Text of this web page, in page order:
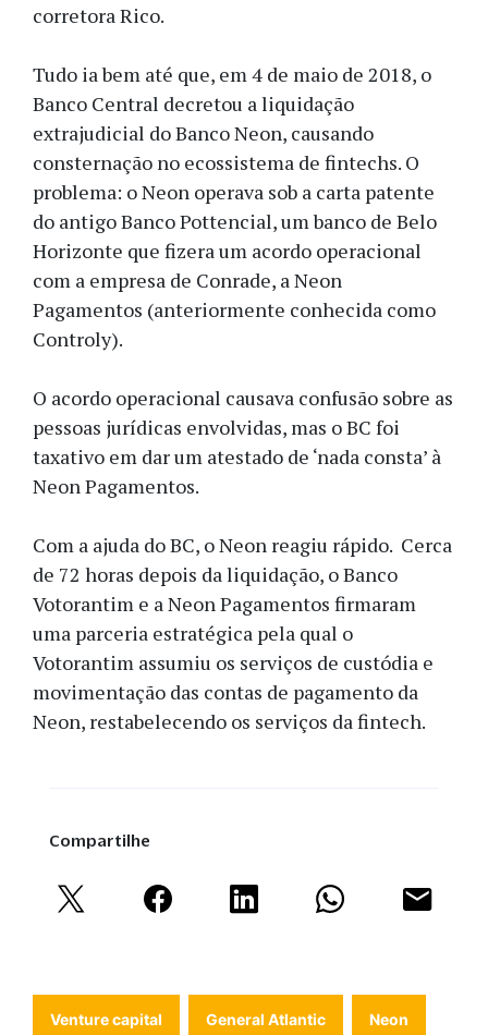
corretora Rico.
Tudo ia bem até que, em 4 de maio de 2018, o
Banco Central decretou a liquidação
extrajudicial do Banco Neon, causando
consternação no ecossistema de fintechs. O
problema: o Neon operava sob a carta patente
do antigo Banco Pottencial, um banco de Belo
Horizonte que fizera um acordo operacional
com a empresa de Conrade, a Neon
Pagamentos (anteriormente conhecida como
Controly).
O acordo operacional causava confusão sobre as
pessoas jurídicas envolvidas, mas o BC foi
taxativo em dar um atestado de ‘nada consta’ à
Neon Pagamentos.
Com a ajuda do BC, o Neon reagiu rápido. Cerca
de 72 horas depois da liquidação, o Banco
Votorantim e a Neon Pagamentos firmaram
uma parceria estratégica pela qual o
Votorantim assumiu os serviços de custódia e
movimentação das contas de pagamento da
Neon, restabelecendo os serviços da fintech.
Compartilhe
Venture capital General Atlantic Neon